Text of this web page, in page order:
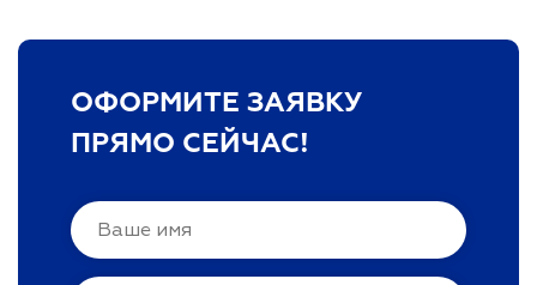
ОФОРМИТЕ ЗАЯВКУ
ПРЯМО СЕЙЧАС!